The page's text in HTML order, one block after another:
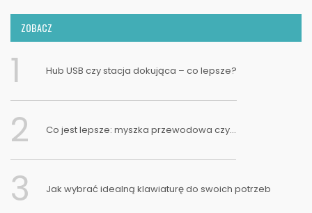
ZOBACZ
1 Hub USB czy stacja dokująca – co lepsze?
2 Co jest lepsze: myszka przewodowa czy...
3 Jak wybrać idealną klawiaturę do swoich potrzeb